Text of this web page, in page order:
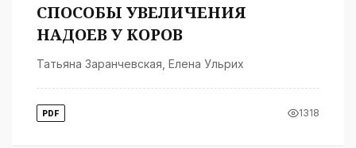
СПОСОБЫ УВЕЛИЧЕНИЯ
НАДОЕВ У КОРОВ
Татьяна Заранчевская Елена Ульрих
PDF 1318